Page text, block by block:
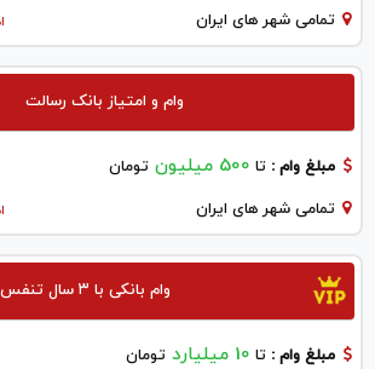
تمامی شهر های ایران
وام و امتیاز بانک رسالت
مبلغ وام : تا 500 میلیون تومان
تمامی شهر های ایران
وام بانکی با ۳ سال تنفس
مبلغ وام : تا 10 میلیارد تومان